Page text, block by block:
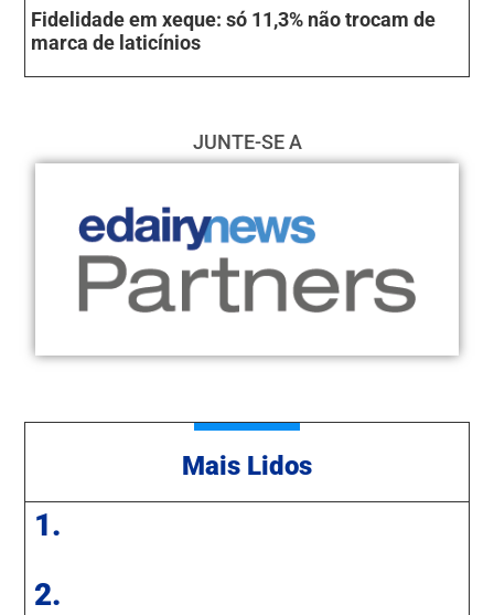
Fidelidade em xeque: só 11,3% não trocam de
marca de laticínios
JUNTE-SE A
Mais Lidos
1.
2.